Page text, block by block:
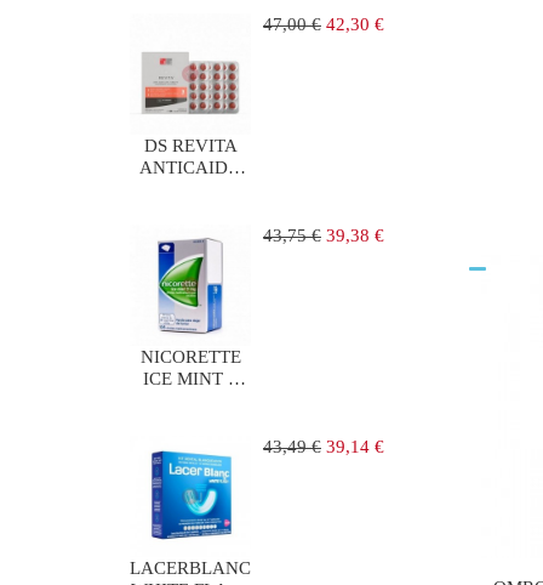
DS REVITA
ANTICAIDA
Precio
47,00 € Precio
42,30 €
NICORETTE
ICE MINT 2
MEDICAMENTOS
Precio
43,75 € Precio
39,38 €
LACERBLANC
Precio
43,49 € Precio
39,14 €